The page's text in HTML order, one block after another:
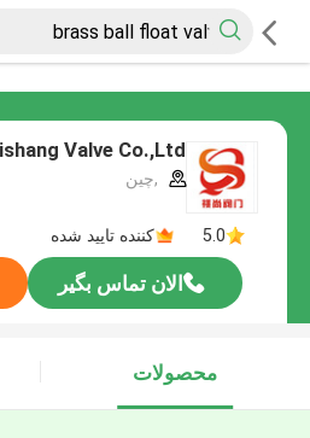
Valve Co.,Ltd
,چین
5.0 کننده تایید شده
الان تماس بگیر
محصولات